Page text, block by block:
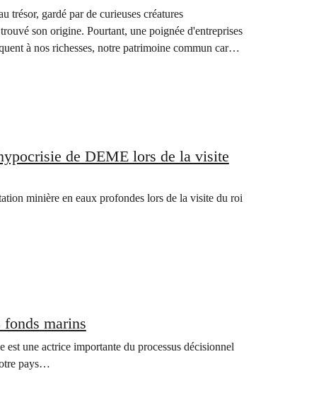
trésor, gardé par de curieuses créatures
son origine. Pourtant, une poignée d'entreprises
à nos richesses, notre patrimoine commun car…
de DEME lors de la visite
minière en eaux profondes lors de la visite du roi
marins
une actrice importante du processus décisionnel
pays…